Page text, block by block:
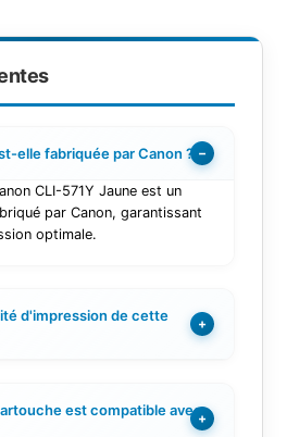
elle fabriquée par Canon ? −
CLI-571Y Jaune est un
par Canon, garantissant
optimale.
d'impression de cette
+
est compatible avec+